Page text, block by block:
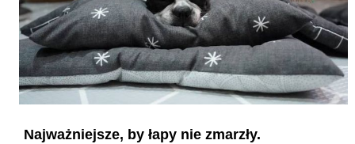
Najważniejsze, by łapy nie zmarzły.